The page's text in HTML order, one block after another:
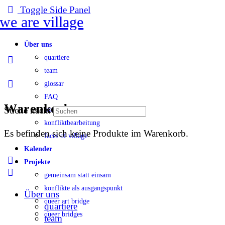
Toggle Side Panel
Über uns
quartiere
team
glossar
FAQ
transparenz
konfliktbearbeitung
faces of village
Kalender
Projekte
gemeinsam statt einsam
konflikte als ausgangspunkt
queer art bridge
queer bridges
Warenkorb
Es befinden sich keine Produkte im Warenkorb.
Suche nach:
Über uns
quartiere
team